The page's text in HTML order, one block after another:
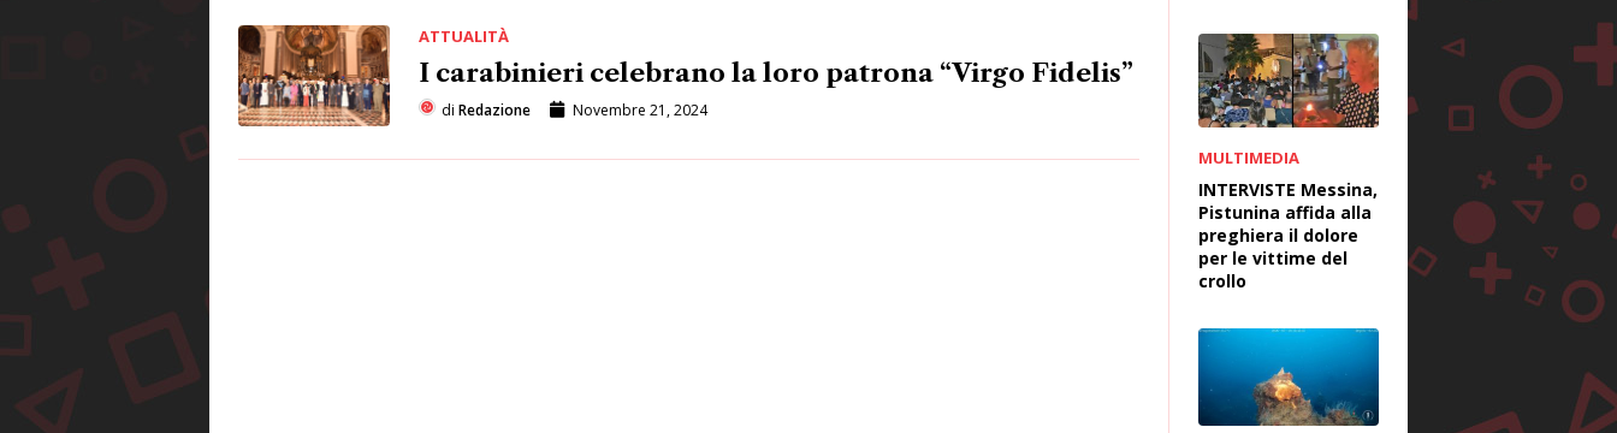
ATTUALITÀ
I carabinieri celebrano la loro patrona “Virgo Fidelis”
di Redazione Novembre 21, 2024
MULTIMEDIA
INTERVISTE Messina,
Pistunina affida alla
preghiera il dolore
per le vittime del
crollo